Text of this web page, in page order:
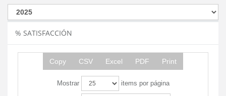
% SATISFACCIÓN
Copy CSV Excel PDF Print
Mostrar items por página